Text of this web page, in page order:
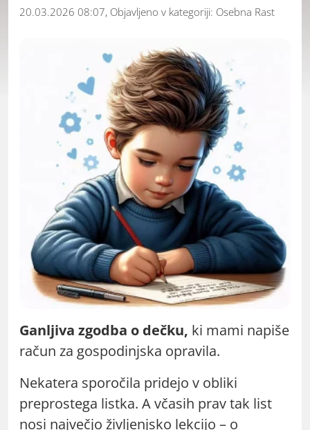
20.03.2026 08:07, Objavljeno v kategoriji: Osebna Rast
Ganljiva zgodba o dečku, ki mami napiše
račun za gospodinjska opravila.
Nekatera sporočila pridejo v obliki
preprostega listka. A včasih prav tak list
nosi največjo življenjsko lekcijo – o